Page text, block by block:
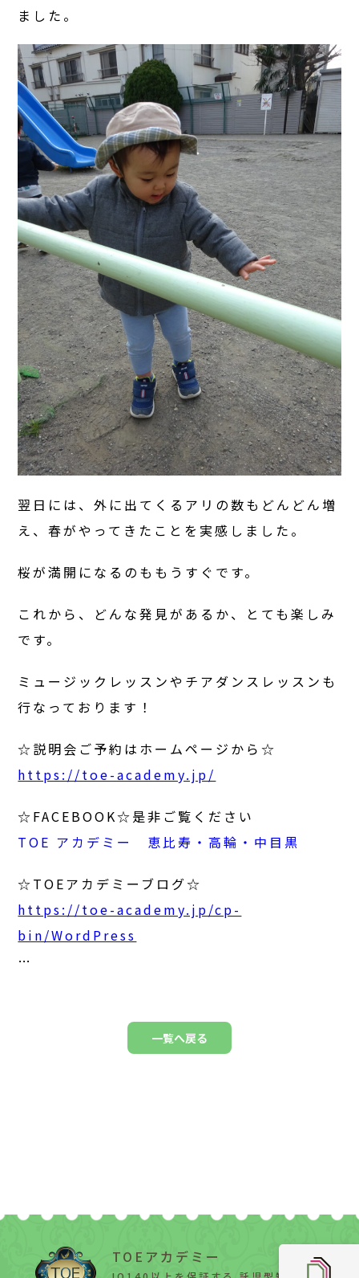
ました。
翌日には、外に出てくるアリの数もどんどん増
え、春がやってきたことを実感しました。
桜が満開になるのももうすぐです。
これから、どんな発見があるか、とても楽しみ
です。
ミュージックレッスンやチアダンスレッスンも
行なっております！
☆説明会ご予約はホームページから☆
https://toe-academy.jp/
☆FACEBOOK☆是非ご覧ください
TOE アカデミー 恵比寿・高輪・中目黒
☆TOEアカデミーブログ☆
https://toe-academy.jp/cp-
bin/WordPress
…
一覧へ戻る
TOEアカデミー